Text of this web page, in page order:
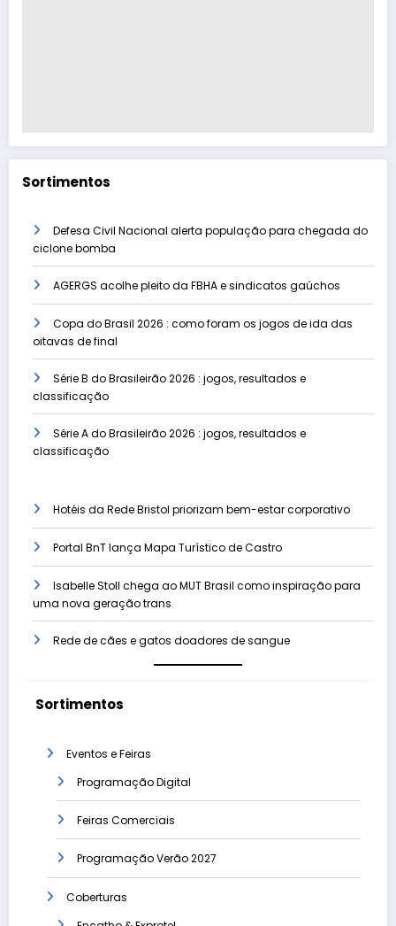
Sortimentos
Defesa Civil Nacional alerta população para chegada do
ciclone bomba
AGERGS acolhe pleito da FBHA e sindicatos gaúchos
Copa do Brasil 2026 : como foram os jogos de ida das
oitavas de final
Série B do Brasileirão 2026 : jogos, resultados e
classificação
Série A do Brasileirão 2026 : jogos, resultados e
classificação
Hotéis da Rede Bristol priorizam bem-estar corporativo
Portal BnT lança Mapa Turístico de Castro
Isabelle Stoll chega ao MUT Brasil como inspiração para
uma nova geração trans
Rede de cães e gatos doadores de sangue
Sortimentos
Eventos e Feiras
Programação Digital
Feiras Comerciais
Programação Verão 2027
Coberturas